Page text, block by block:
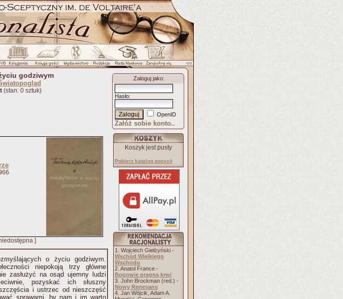
godziwym
(stan: 0 sztuk)
]
o życiu godziwym.
niepokoją trzy główne
zasłużyć na osąd ujemny ludzi
pozyskać ich słuszny
i ustrzec od nieszczęść
sprawami, by nam i im warto
Zaloguj jako:
Hasło:
OpenID
Załóż sobie konto..
Koszyk jest pusty
Pobierz katalog pozycji
1. Wojciech Giełżyński -
Wschód Wielkiego
Wschodu
2. Anatol France -
Bogowie pragną krwi
3. John Brockman (red.) -
Nowy Renesans
4. Jan Wójcik, Adam A.